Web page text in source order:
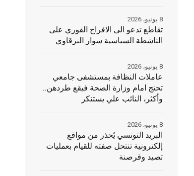
تقاطع تدعو الى الافراج الفوري على
الناشطة السياسية سوار البرقاوي
8 يونيو، 2026
عاملات النظافة بمستشفى جامعي
تحتج امام وزارة الصحة فيقع طردهن..
وأكثر، النائب علي يستنكر
8 يونيو، 2026
البريد التونسي يُحذر من مواقع
إلكترونية تنتحل صفته للقيام بعمليات
تصيد وقرصنة
8 يونيو، 2026